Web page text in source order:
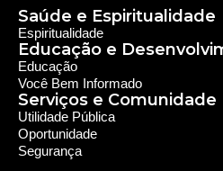
Política e Economia
Notícias Regionais
Política
Economia
As Últimas da Região
Caiapônia e Região
Iporá e Região
SLMB e Região